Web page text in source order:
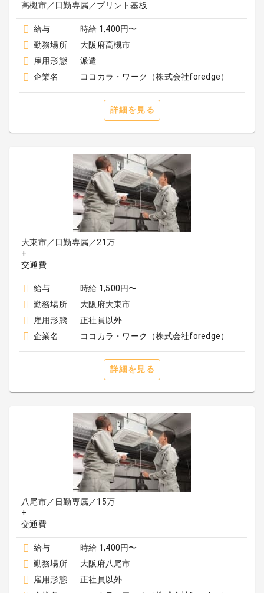
高槻市／日勤専属／プリント基板
給与
時給 1,400円〜
勤務場所
大阪府高槻市
雇用形態
派遣
企業名
ココカラ・ワーク（株式会社foredge）
詳細を見る
大東市／日勤専属／21万
+
交通費
給与
時給 1,500円〜
勤務場所
大阪府大東市
雇用形態
正社員以外
企業名
ココカラ・ワーク（株式会社foredge）
詳細を見る
八尾市／日勤専属／15万
+
交通費
給与
時給 1,400円〜
勤務場所
大阪府八尾市
雇用形態
正社員以外